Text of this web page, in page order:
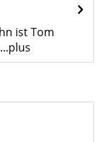
ist Tom
plus